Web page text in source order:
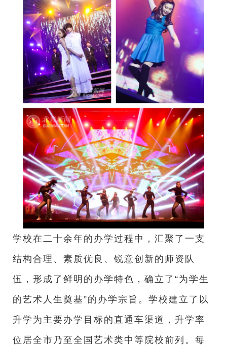
学校在二十余年的办学过程中，汇聚了一支
结构合理、素质优良、锐意创新的师资队
伍，形成了鲜明的办学特色，确立了“为学生
的艺术人生奠基”的办学宗旨。学校建立了以
升学为主要办学目标的直通车渠道，升学率
位居全市乃至全国艺术类中等院校前列。每